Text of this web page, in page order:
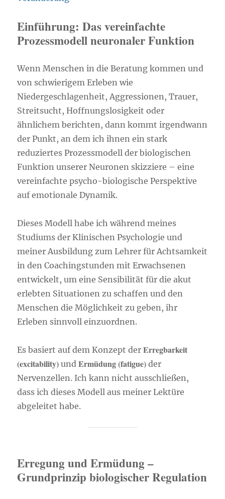
Einführung: Das vereinfachte
Prozessmodell neuronaler Funktion
Wenn Menschen in die Beratung kommen und
von schwierigem Erleben wie
Niedergeschlagenheit, Aggressionen, Trauer,
Streitsucht, Hoffnungslosigkeit oder
ähnlichem berichten, dann kommt irgendwann
der Punkt, an dem ich ihnen ein stark
reduziertes Prozessmodell der biologischen
Funktion unserer Neuronen skizziere – eine
vereinfachte psycho-biologische Perspektive
auf emotionale Dynamik.
Dieses Modell habe ich während meines
Studiums der Klinischen Psychologie und
meiner Ausbildung zum Lehrer für Achtsamkeit
in den Coachingstunden mit Erwachsenen
entwickelt, um eine Sensibilität für die akut
erlebten Situationen zu schaffen und den
Menschen die Möglichkeit zu geben, ihr
Erleben sinnvoll einzuordnen.
Es basiert auf dem Konzept derErregbarkeit
(excitability) undErmüdung (fatigue) der
Nervenzellen. Ich kann nicht ausschließen,
dass ich dieses Modell aus meiner Lektüre
abgeleitet habe.
Erregung und Ermüdung –
Grundprinzip biologischer Regulation